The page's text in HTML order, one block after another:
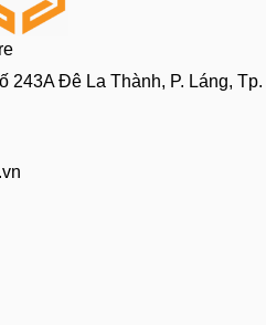
243A Đê La Thành, P. Láng, Tp.